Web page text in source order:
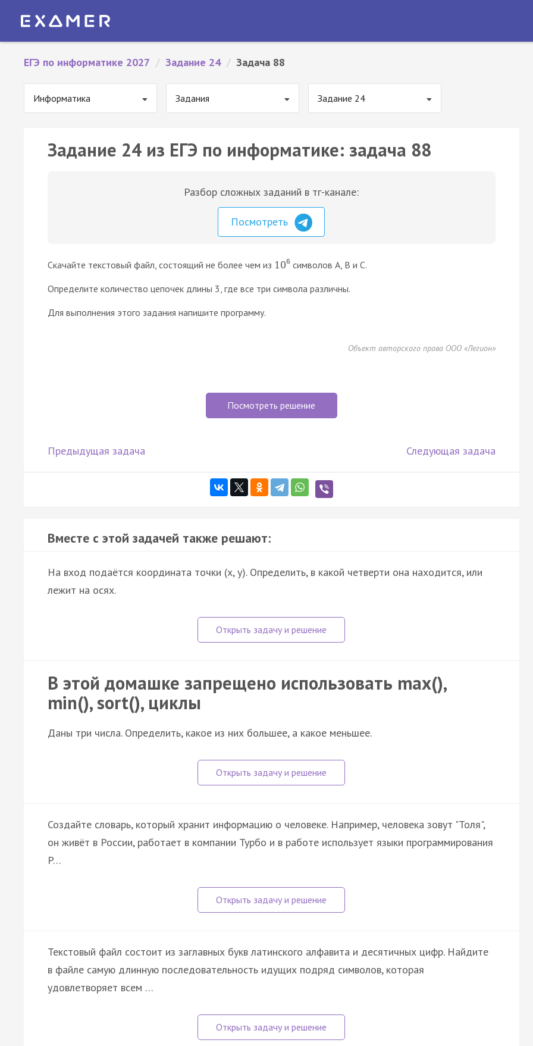
ЕГЭ по информатике 2027 / Задание 24 / Задача 88
Информатика Задания Задание 24
Задание 24 из ЕГЭ по информатике: задача 88
Разбор сложных заданий в тг-канале:
Посмотреть
Скачайте текстовый файл, состоящий не более чем из 106 символов A, B и C.
Определите количество цепочек длины 3, где все три символа различны.
Для выполнения этого задания напишите программу.
Объект авторского права ООО «Легион»
Посмотреть решение
Предыдущая задача Следующая задача
Вместе с этой задачей также решают:
На вход подаётся координата точки (x, y). Определить, в какой четверти она находится, или
лежит на осях.
В этой домашке запрещено использовать max(),
min(), sort(), циклы
Даны три числа. Определить, какое из них большее, а какое меньшее.
Создайте словарь, который хранит информацию о человеке. Например, человека зовут "Толя",
он живёт в России, работает в компании Турбо и в работе использует языки программирования
P…
Текстовый файл состоит из заглавных букв латинского алфавита и десятичных цифр. Найдите
в файле самую длинную последовательность идущих подряд символов, которая
удовлетворяет всем …